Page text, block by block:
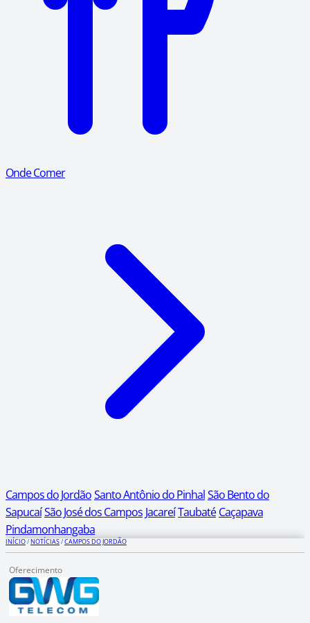
Onde Comer
Campos do JordãoSanto Antônio do PinhalSão Bento do
SapucaíSão José dos Campos JacareíTaubaté Caçapava
Pindamonhangaba
INÍCIO/NOTÍCIAS/CAMPOS DO JORDÃO
Oferecimento